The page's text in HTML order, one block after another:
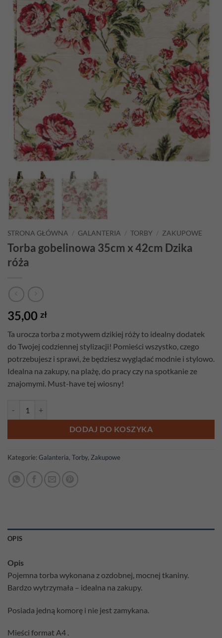
STRONA GŁÓWNA / GALANTERIA / TORBY / ZAKUPOWE
Torba gobelinowa 35cm x 42cm Dzika
róża
35,00 zł
Ta urocza torba z motywem dzikiej róży to idealny dodatek
do Twojej codziennej stylizacji! Pomieści wszystko, czego
potrzebujesz i sprawi, że będziesz wyglądać modnie i stylowo.
Idealna na zakupy, na plażę, do pracy czy na spotkanie ze
znajomymi. Must-have tej wiosny!
DODAJ DO KOSZYKA
Kategorie: Galanteria, Torby, Zakupowe
OPIS
Opis
Pojemna torba wykonana z ozdobnej, mocnej tkaniny.
Bardzo wytrzymała – idealna na zakupy.
Posiada jedną komorę i nie jest zamykana.
Mieści format A4 .